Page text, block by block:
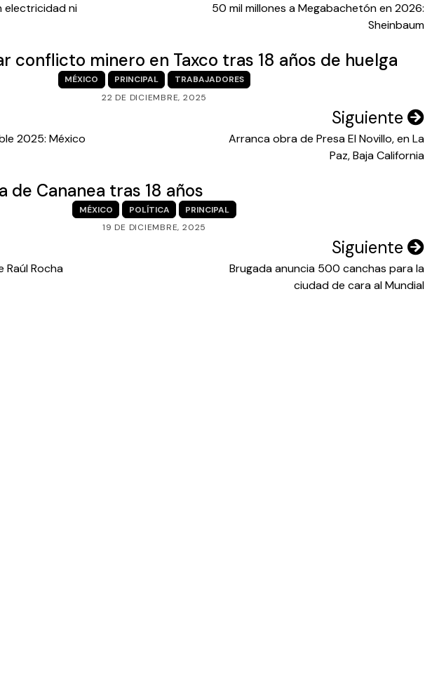
electricidad ni
50 mil millones a Megabachetón en 2026:
Sheinbaum
conflicto minero en Taxco tras 18 años de huelga
MÉXICO PRINCIPAL
TRABAJADORES
22 DE DICIEMBRE, 2025
2025: México
Siguiente
Arranca obra de Presa El Novillo, en La
Paz, Baja California
de Cananea tras 18 años
MÉXICO POLÍTICA
PRINCIPAL
19 DE DICIEMBRE, 2025
Raúl Rocha
Siguiente
Brugada anuncia 500 canchas para la
ciudad de cara al Mundial